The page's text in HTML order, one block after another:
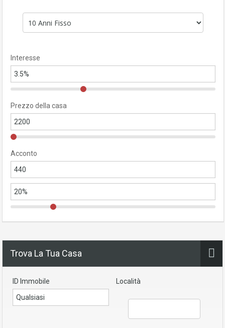
Interesse
Prezzo della casa
Acconto
Trova La Tua Casa
ID Immobile Località